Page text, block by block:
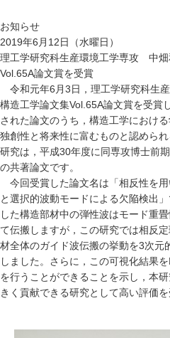
お知らせ
2019年6月12日（水曜日）
理工学研究科生産環境工学専攻 中
Vol.65A論文賞を受賞
令和元年6月3日，理工学研究科生
構造工学論文集Vol.65A論文賞を受賞
された論文のうち，構造工学におけ
独創性と将来性に富むものと認めら
研究は，平成30年度に同専攻博士前
の共著論文です。
今回受賞した論文名は「相反性を
と選択的波動モードによる欠陥検出
した構造部材中の弾性波はモード重
て伝搬しますが，この研究では相反
材全体のガイド波伝搬の挙動を3次元
しました。さらに，この可視化結果
を行うことができることを示し，本
きく貢献できる研究として高い評価を